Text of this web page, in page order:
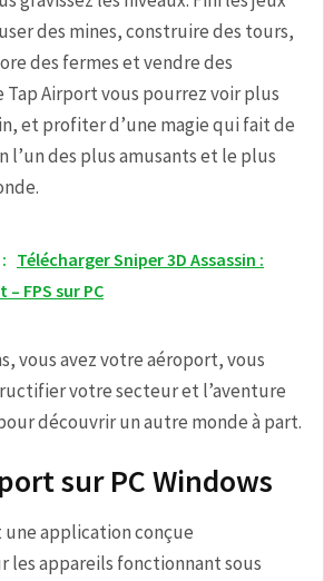
des mines, construire des tours,
des fermes et vendre des
Tap Airport vous pourrez voir plus
et profiter d’une magie qui fait de
l’un des plus amusants et le plus
Télécharger Sniper 3D Assassin :
FPS sur PC
vous avez votre aéroport, vous
votre secteur et l’aventure
découvrir un autre monde à part.
sur PC Windows
application conçue
les appareils fonctionnant sous